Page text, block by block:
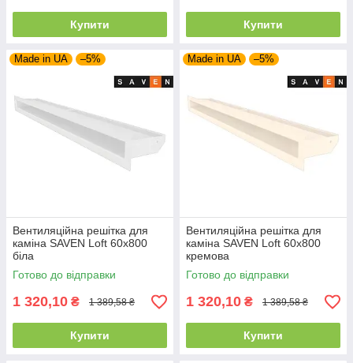
Купити Купити
Made in UA –5%
Вентиляційна решітка для
каміна SAVEN Loft 60х800
біла
Готово до відправки
1 320,10 ₴ 1 389,58 ₴
Купити
Made in UA –5%
Вентиляційна решітка для
каміна SAVEN Loft 60х800
кремова
Готово до відправки
1 320,10 ₴ 1 389,58 ₴
Купити